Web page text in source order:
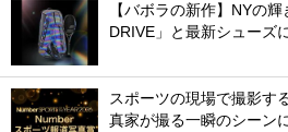
【バボラの新作】NYの
DRIVE」と最新シューズ
スポーツの現場で撮影す
真家が撮る一瞬のシーン